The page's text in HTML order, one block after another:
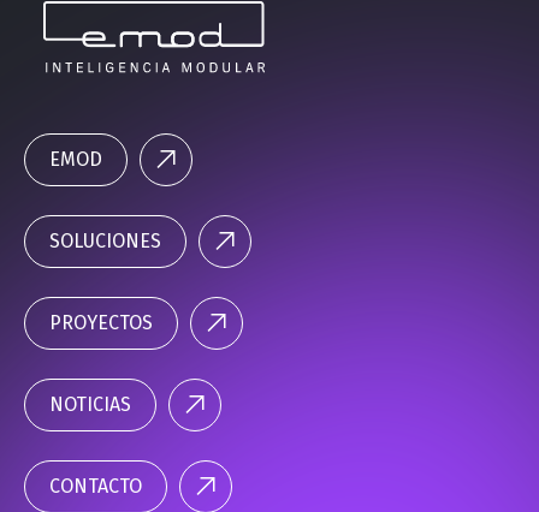
EMOD
SOLUCIONES
PROYECTOS
NOTICIAS
CONTACTO